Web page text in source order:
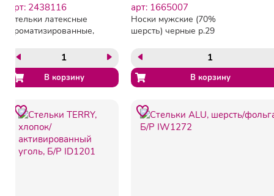
арт: 2438116
Стельки латексные
ароматизированные,
арт: 1665007
Носки мужские (70%
шерсть) черные р.29